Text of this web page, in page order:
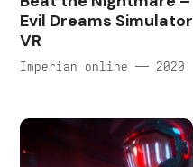
Evil Dreams Simulator
VR
Imperian online — 2020